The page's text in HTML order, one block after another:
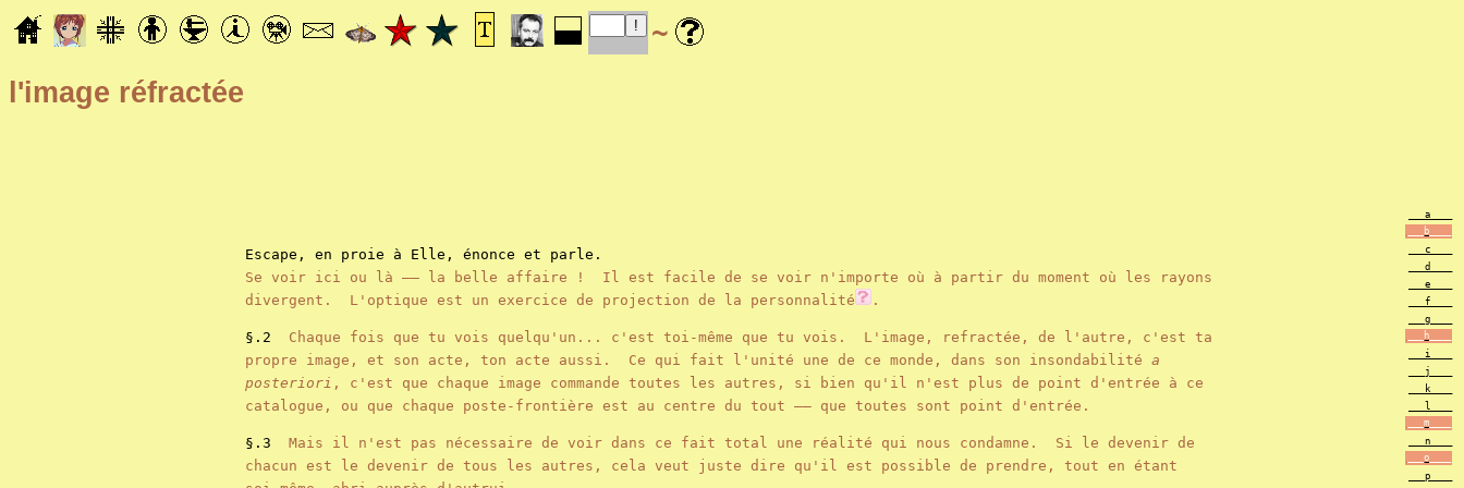
~
l'image réfractée
Escape, en proie à Elle, énonce et parle.
Se voir ici ou là —— la belle affaire ! Il est facile de se voir n'importe où à partir du moment où les rayons
divergent. L'optique est un exercice de projection de la personnalité .
§.2 Chaque fois que tu vois quelqu'un... c'est toi-même que tu vois. L'image, refractée, de l'autre, c'est ta
propre image, et son acte, ton acte aussi. Ce qui fait l'unité une de ce monde, dans son insondabilité a
posteriori , c'est que chaque image commande toutes les autres, si bien qu'il n'est plus de point d'entrée à ce
catalogue, ou que chaque poste-frontière est au centre du tout —— que toutes sont point d'entrée.
§.3 Mais il n'est pas nécessaire de voir dans ce fait total une réalité qui nous condamne. Si le devenir de
chacun est le devenir de tous les autres, cela veut juste dire qu'il est possible de prendre, tout en étant
___a____
___b____
___c____
___d____
___e____
___f____
___g____
___h____
___i____
___j____
___k____
___m____
___n____
___o____
___p____